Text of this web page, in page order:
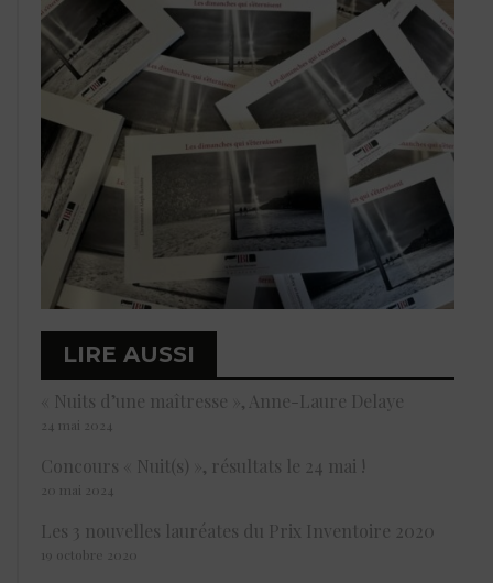
LIRE AUSSI
« Nuits d’une maîtresse », Anne-Laure Delaye
24 mai 2024
Concours « Nuit(s) », résultats le 24 mai !
20 mai 2024
Les 3 nouvelles lauréates du Prix Inventoire 2020
19 octobre 2020